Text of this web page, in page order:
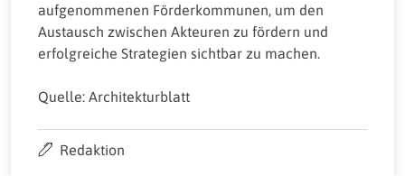
aufgenommenen Förderkommunen, um den
Austausch zwischen Akteuren zu fördern und
erfolgreiche Strategien sichtbar zu machen.
Quelle: Architekturblatt
Redaktion